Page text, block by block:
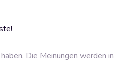
Die Meinungen werden in